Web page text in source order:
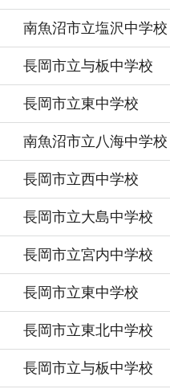
南魚沼市立塩沢中学校
長岡市立与板中学校
長岡市立東中学校
南魚沼市立八海中学校
長岡市立西中学校
長岡市立大島中学校
長岡市立宮内中学校
長岡市立東中学校
長岡市立東北中学校
長岡市立与板中学校